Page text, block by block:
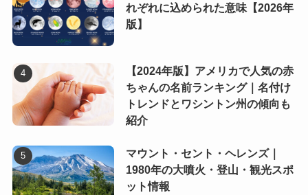
れぞれに込められた意味【2026年
版】
【2024年版】アメリカで人気の赤
ちゃんの名前ランキング｜名付け
トレンドとワシントン州の傾向も
紹介
マウント・セント・ヘレンズ｜
1980年の大噴火・登山・観光スポ
ット情報